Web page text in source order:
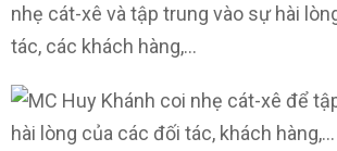
nhẹ cát-xê và tập trung vào sự hài
tác, các khách hàng,…